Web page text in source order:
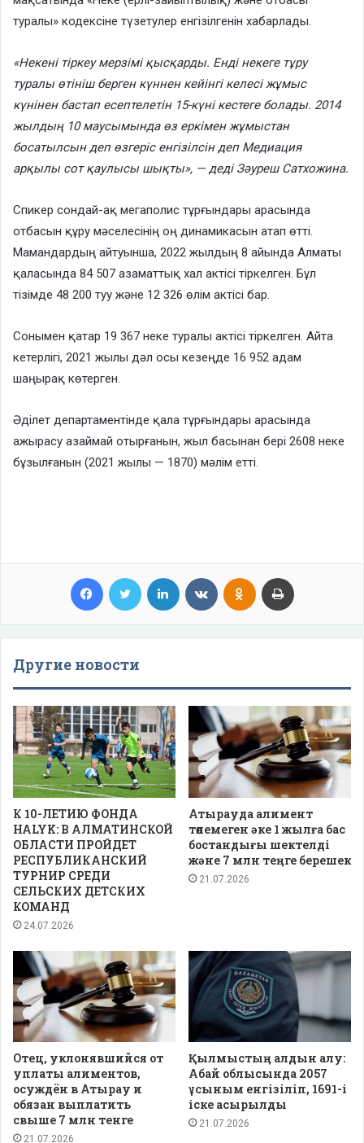
туралы» кодексіне түзетулер енгізілгенін хабарлады.
«Некені тіркеу мерзімі қысқарды. Енді некеге тұру
туралы өтініш берген күннен кейінгі келесі жұмыс
күнінен бастап есептелетін 15-күні кестеге болады. 2014
жылдың 10 маусымында өз еркімен жұмыстан
босатылсын деп өзгеріс енгізілсін деп Медиация
арқылы сот қаулысы шықты», — деді Зәуреш Сатхожина.
Спикер сондай-ақ мегаполис тұрғындары арасында
отбасын құру мәселесінің оң динамикасын атап өтті.
Мамандардың айтуынша, 2022 жылдың 8 айында Алматы
қаласында 84 507 азаматтық хал актісі тіркелген. Бұл
тізімде 48 200 туу және 12 326 өлім актісі бар.
Сонымен қатар 19 367 неке туралы актісі тіркелген. Айта
кетерлігі, 2021 жылы дәл осы кезеңде 16 952 адам
шаңырақ көтерген.
Әділет департаментінде қала тұрғындары арасында
ажырасу азаймай отырғанын, жыл басынан бері 2608 неке
бұзылғанын (2021 жылы — 1870) мәлім етті.
Facebook Twitter LinkedIn VKontakteOdnoklassniki
Другие новости
К 10-ЛЕТИЮ ФОНДА
HALYK: В АЛМАТИНСКОЙ
ОБЛАСТИ ПРОЙДЕТ
РЕСПУБЛИКАНСКИЙ
ТУРНИР СРЕДИ
СЕЛЬСКИХ ДЕТСКИХ
КОМАНД
24.07.2026
Атырауда алимент
төлемеген әке 1 жылға бас
бостандығы шектелді
және 7 млн теңге берешек
21.07.2026
Отец, уклонявшийся от
уплаты алиментов,
осуждён в Атырау и
обязан выплатить
свыше 7 млн тенге
21.07.2026
Қылмыстың алдын алу:
Абай облысында 2057
ұсыным енгізіліп, 1691-і
іске асырылды
21.07.2026